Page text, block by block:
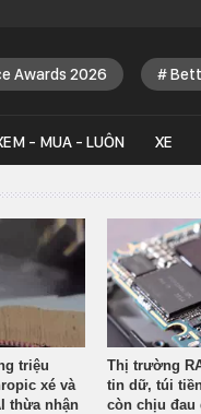
Awards 2026
- MUA - LUÔN XE
triệu
xé và
thừa nhận
Thị trường
tin dữ, túi
còn chịu đau